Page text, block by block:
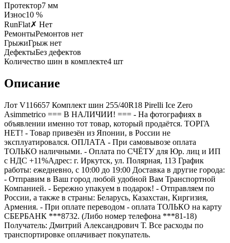
Протектор7 мм
Износ10 %
RunFlat✗ Нет
РемонтыРемонтов нет
ГрыжиГрыж нет
ДефектыБез дефектов
Количество шин в комплекте4 шт
Описание
Лот V116657 Комплект шин 255/40R18 Pirelli Ice Zero
Asimmetrico === B НАЛИЧИИ! === - На фотографиях в
объявлении именно тот товар, который продаётся. ТОРГА
НЕТ! - Товар привезён из Японии, в России не
эксплуатировался. ОПЛАТА - При самовывозе оплата
ТОЛЬКО наличными. - Оплата по СЧЁТУ для Юр. лиц и ИП
с НДС +11%Адрес: г. Иркутск, ул. Полярная, 113 График
работы: ежедневно, с 10:00 до 19:00 Доставка в другие города:
- Отправим в Ваш город любой удобной Вам Транспортной
Компанией. - Бережно упакуем в подарок! - Отправляем по
России, а также в страны: Беларусь, Казахстан, Киргизия,
Армения. - При оплате переводом - оплата ТОЛЬКО на карту
СБЕРБАНК ***8732. (Либо номер телефона ***81-18)
Получатель: Дмитрий Александрович Т. Все расходы по
транспортировке оплачивает покупатель.